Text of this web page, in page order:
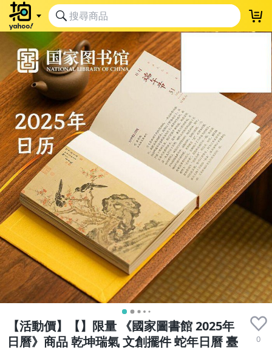
【活動價】【】限量 《國家圖書館 2025年
日曆》商品 乾坤瑞氣 文創擺件 蛇年日曆 臺
0